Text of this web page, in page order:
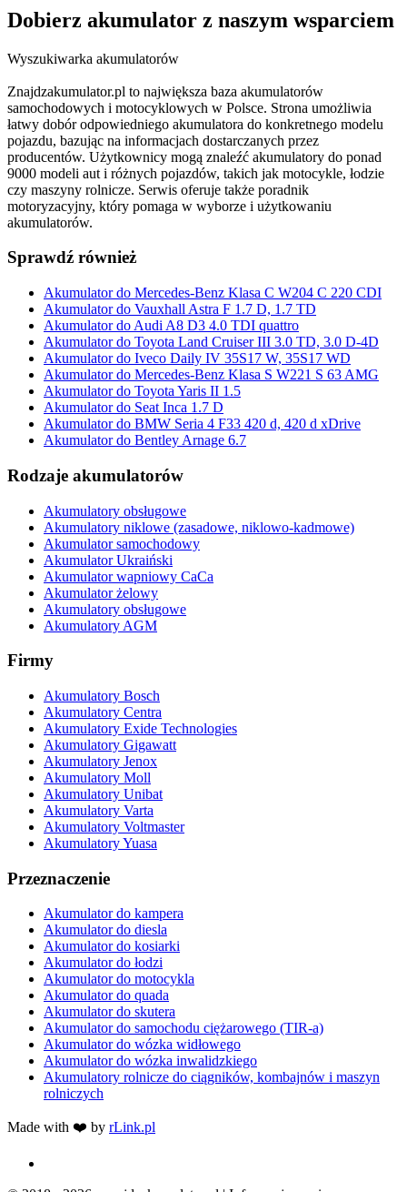
Dobierz akumulator z naszym wsparciem
Wyszukiwarka akumulatorów
Znajdzakumulator.pl to największa baza akumulatorów
samochodowych i motocyklowych w Polsce. Strona umożliwia
łatwy dobór odpowiedniego akumulatora do konkretnego modelu
pojazdu, bazując na informacjach dostarczanych przez
producentów. Użytkownicy mogą znaleźć akumulatory do ponad
9000 modeli aut i różnych pojazdów, takich jak motocykle, łodzie
czy maszyny rolnicze. Serwis oferuje także poradnik
motoryzacyjny, który pomaga w wyborze i użytkowaniu
akumulatorów.
Sprawdź również
Akumulator do Mercedes-Benz Klasa C W204 C 220 CDI
Akumulator do Vauxhall Astra F 1.7 D, 1.7 TD
Akumulator do Audi A8 D3 4.0 TDI quattro
Akumulator do Toyota Land Cruiser III 3.0 TD, 3.0 D-4D
Akumulator do Iveco Daily IV 35S17 W, 35S17 WD
Akumulator do Mercedes-Benz Klasa S W221 S 63 AMG
Akumulator do Toyota Yaris II 1.5
Akumulator do Seat Inca 1.7 D
Akumulator do BMW Seria 4 F33 420 d, 420 d xDrive
Akumulator do Bentley Arnage 6.7
Rodzaje akumulatorów
Akumulatory obsługowe
Akumulatory niklowe (zasadowe, niklowo-kadmowe)
Akumulator samochodowy
Akumulator Ukraiński
Akumulator wapniowy CaCa
Akumulator żelowy
Akumulatory obsługowe
Akumulatory AGM
Firmy
Akumulatory Bosch
Akumulatory Centra
Akumulatory Exide Technologies
Akumulatory Gigawatt
Akumulatory Jenox
Akumulatory Moll
Akumulatory Unibat
Akumulatory Varta
Akumulatory Voltmaster
Akumulatory Yuasa
Przeznaczenie
Akumulator do kampera
Akumulator do diesla
Akumulator do kosiarki
Akumulator do łodzi
Akumulator do motocykla
Akumulator do quada
Akumulator do skutera
Akumulator do samochodu ciężarowego (TIR-a)
Akumulator do wózka widłowego
Akumulator do wózka inwalidzkiego
Akumulatory rolnicze do ciągników, kombajnów i maszyn
rolniczych
Made with ❤️ by rLink.pl